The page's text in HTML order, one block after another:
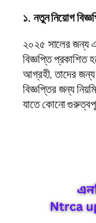
১. নতুন নিয়োগ
২০২৫ সালের জন্য
বিজ্ঞপ্তি প্রকাশিত
আগ্রহী, তাদের
বিজ্ঞপ্তির জন্য
যাতে কোনো